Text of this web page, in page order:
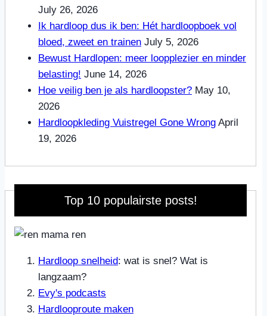
July 26, 2026
Ik hardloop dus ik ben: Hét hardloopboek vol
bloed, zweet en trainen July 5, 2026
Bewust Hardlopen: meer loopplezier en minder
belasting! June 14, 2026
Hoe veilig ben je als hardloopster? May 10,
2026
Hardloopkleding Vuistregel Gone Wrong April
19, 2026
Top 10 populairste posts!
Hardloop snelheid: wat is snel? Wat is
langzaam?
Evy's podcasts
Hardlooproute maken